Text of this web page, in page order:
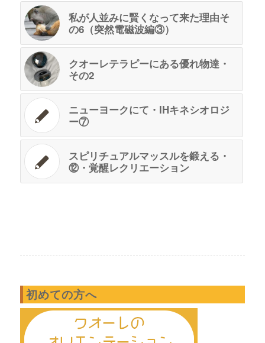
私が人並みに賢くなって来た理由そ
の6（突然電磁波編③）
クオーレテラピーにある優れ物達・
その2
ニューヨークにて・IHキネシオロジ
ー⑦
スピリチュアルマッスルを鍛える・
⑫・覚醒レクリエーション
初めての方へ